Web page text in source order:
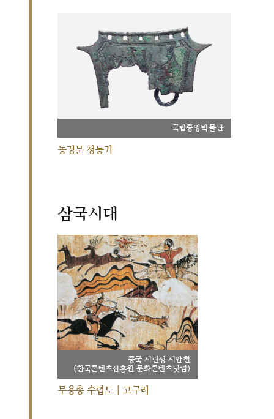
국립중앙박물관
농경문 청동기
삼국시대
중국 지린성 지안현
(한국콘텐츠진흥원 문화콘텐츠닷컴)
무용총 수렵도 | 고구려